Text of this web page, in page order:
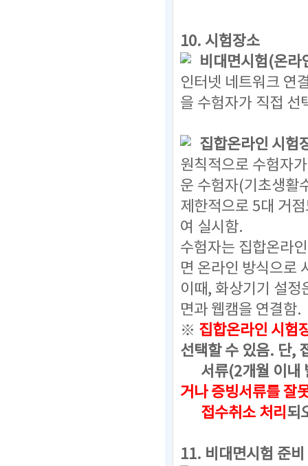
10. 시험장소
비대면시험(온라
인터넷 네트워크 연
을 수험자가 직접 선
집합온라인 시험
원칙적으로 수험자
운 수험자(기초생활
제한적으로 5대 거
여 실시함.
수험자는 집합온라
면 온라인 방식으로
이때, 화상기기 설정
면과 웹캠을 연결함.
※ 집합온라인 시험
선택할 수 있음. 단,
서류(2개월 이내
거나 증빙서류를 잘
접수취소 처리 되
11. 비대면시험 준